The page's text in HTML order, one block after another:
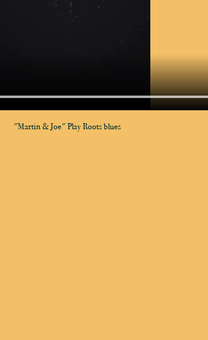
"Martin & Joe" Play Roots blues